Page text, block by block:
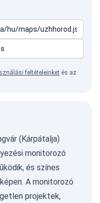
feltételeinket és az
(Kárpátalja)
monitorozó
és színes
A monitorozó
projektek,